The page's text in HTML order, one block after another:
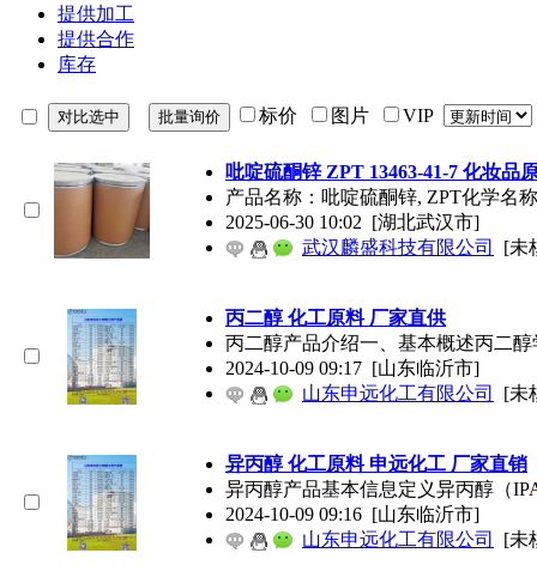
提供加工
提供合作
库存
标价 图片 VIP
吡啶硫酮锌 ZPT 13463-41-7 化妆品
产品名称：吡啶硫酮锌, ZPT化学名
2025-06-30 10:02 [湖北武汉市]
武汉麟盛科技有限公司
[未
丙二醇 化工原料 厂家直供
丙二醇产品介绍一、基本概述丙二
2024-10-09 09:17 [山东临沂市]
山东申远化工有限公司
[未
异丙醇 化工原料 申远化工 厂家直销
异丙醇产品基本信息定义异丙醇（
2024-10-09 09:16 [山东临沂市]
山东申远化工有限公司
[未